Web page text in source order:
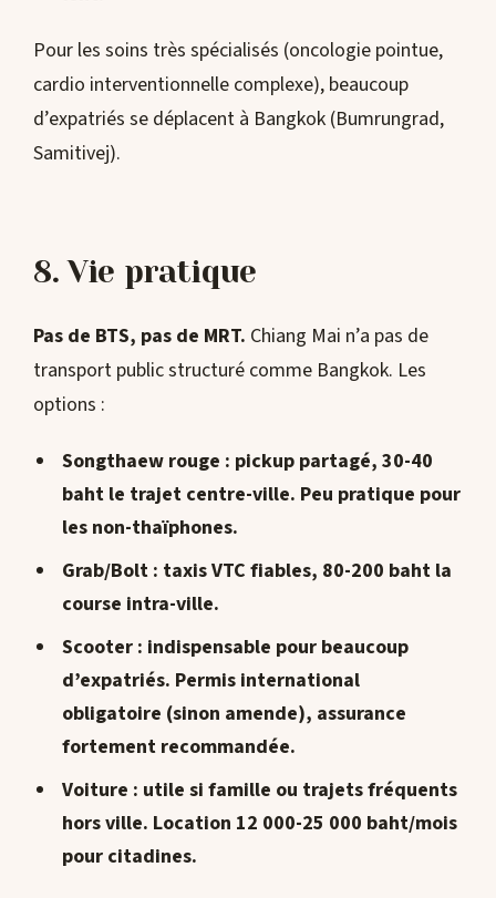
Pour les soins très spécialisés (oncologie pointue,
cardio interventionnelle complexe), beaucoup
d’expatriés se déplacent à Bangkok (Bumrungrad,
Samitivej).
8. Vie pratique
Pas de BTS, pas de MRT. Chiang Mai n’a pas de
transport public structuré comme Bangkok. Les
options :
Songthaew rouge : pickup partagé, 30-40
baht le trajet centre-ville. Peu pratique pour
les non-thaïphones.
Grab/Bolt: taxis VTC fiables, 80-200 baht la
course intra-ville.
Scooter: indispensable pour beaucoup
d’expatriés. Permis international
obligatoire (sinon amende), assurance
fortement recommandée.
Voiture : utile si famille ou trajets fréquents
hors ville. Location 12 000-25 000 baht/mois
pour citadines.